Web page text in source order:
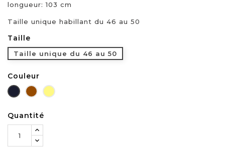
longueur: 103 cm
Taille unique habillant du 46 au 50
Taille
Taille unique du 46 au 50
Couleur
Bleu
marine
MarronBeige
Quantité